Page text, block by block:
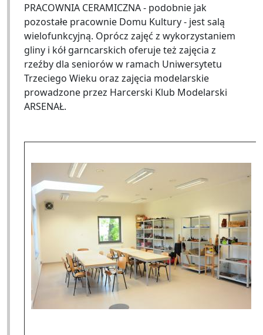
PRACOWNIA CERAMICZNA - podobnie jak
pozostałe pracownie Domu Kultury - jest salą
wielofunkcyjną. Oprócz zajęć z wykorzystaniem
gliny i kół garncarskich oferuje też zajęcia z
rzeźby dla seniorów w ramach Uniwersytetu
Trzeciego Wieku oraz zajęcia modelarskie
prowadzone przez Harcerski Klub Modelarski
ARSENAŁ.